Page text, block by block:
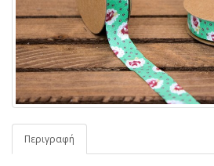
Περιγραφή